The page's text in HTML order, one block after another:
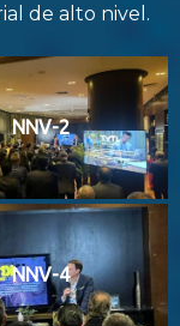
de alto nivel.
NNV-2
NNV-4